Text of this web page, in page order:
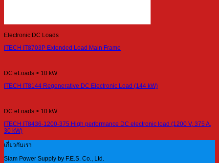
Electronic DC Loads
ITECH IT8703P Extended Load Main Frame
DC eLoads > 10 kW
ITECH IT8144 Regenerative DC Electronic Load (144 kW)
DC eLoads > 10 kW
ITECH IT8436-1200-375 High performance DC electronic load (1200 V, 375 A,
30 kW)
เกี่ยวกับเรา
Siam Power Supply by F.E.S. Co., Ltd.